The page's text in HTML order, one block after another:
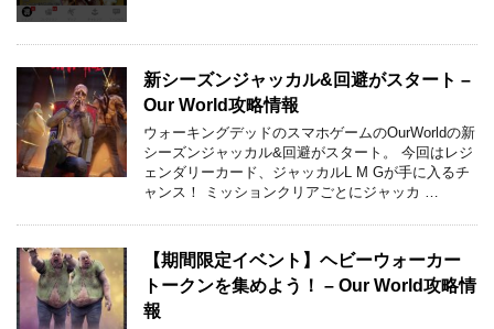
新シーズンジャッカル&回避がスタート –
Our World攻略情報
ウォーキングデッドのスマホゲームのOurWorldの新
シーズンジャッカル&回避がスタート。 今回はレジ
ェンダリーカード、ジャッカルL M Gが手に入るチ
ャンス！ ミッションクリアごとにジャッカ …
【期間限定イベント】ヘビーウォーカー
トークンを集めよう！ – Our World攻略情
報